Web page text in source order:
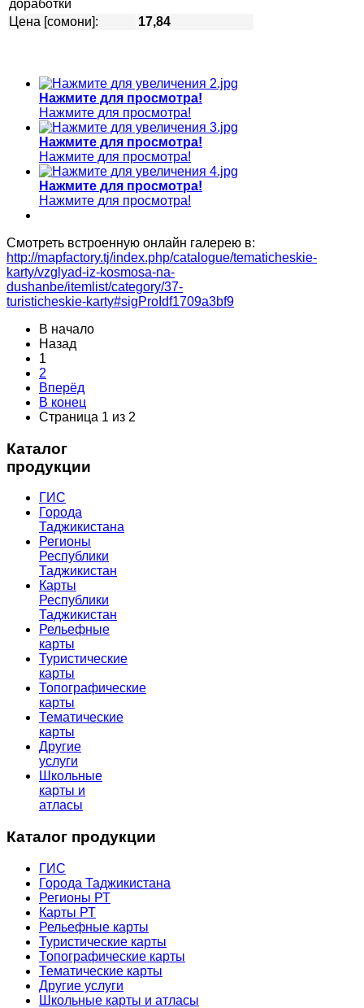
доработки
Цена [сомони]:
17,84
Нажмите для просмотра!
Нажмите для просмотра!
Нажмите для просмотра!
Нажмите для просмотра!
Нажмите для просмотра!
Нажмите для просмотра!
Смотреть встроенную онлайн галерею в:
http://mapfactory.tj/index.php/catalogue/tematicheskie-
karty/vzglyad-iz-kosmosa-na-
dushanbe/itemlist/category/37-
turisticheskie-karty#sigProIdf1709a3bf9
В начало
Назад
1
2
Вперёд
В конец
Страница 1 из 2
Каталог
продукции
ГИС
Города
Таджикистана
Регионы
Республики
Таджикистан
Карты
Республики
Таджикистан
Рельефные
карты
Туристические
карты
Топографические
карты
Тематические
карты
Другие
услуги
Школьные
карты и
атласы
Каталог продукции
ГИС
Города Таджикистана
Регионы РТ
Карты РТ
Рельефные карты
Туристические карты
Топографические карты
Тематические карты
Другие услуги
Школьные карты и атласы